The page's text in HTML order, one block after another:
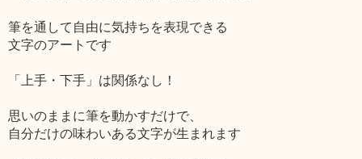
筆を通して自由に気持ちを表現できる
文字のアートです
「上手・下手」は関係なし！
思いのままに筆を動かすだけで、
自分だけの味わいある文字が生まれます